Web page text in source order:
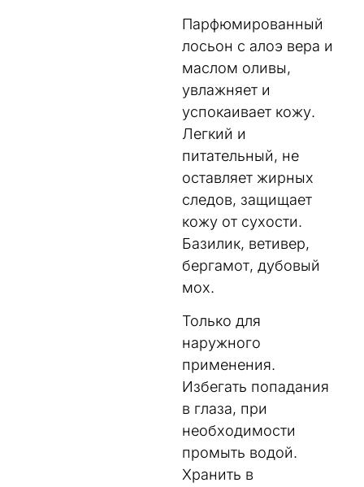
Парфюмированный
лосьон с алоэ вера и
маслом оливы,
увлажняет и
успокаивает кожу.
Легкий и
питательный, не
оставляет жирных
следов, защищает
кожу от сухости.
Базилик, ветивер,
бергамот, дубовый
мох.
Только для
наружного
применения.
Избегать попадания
в глаза, при
необходимости
промыть водой.
Хранить в